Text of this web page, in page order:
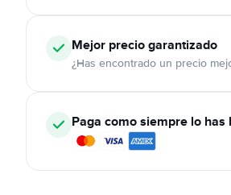
Mejor precio garantizado
¿Has encontrado un precio
Paga como siempre lo has